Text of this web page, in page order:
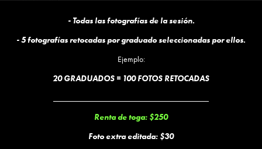
- Todas las fotografías de la sesión.
- 5 fotografías retocadas por graduado seleccionadas por ellos.
Ejemplo:
20 GRADUADOS = 100 FOTOS RETOCADAS
Renta de toga: $250
Foto extra editada: $30